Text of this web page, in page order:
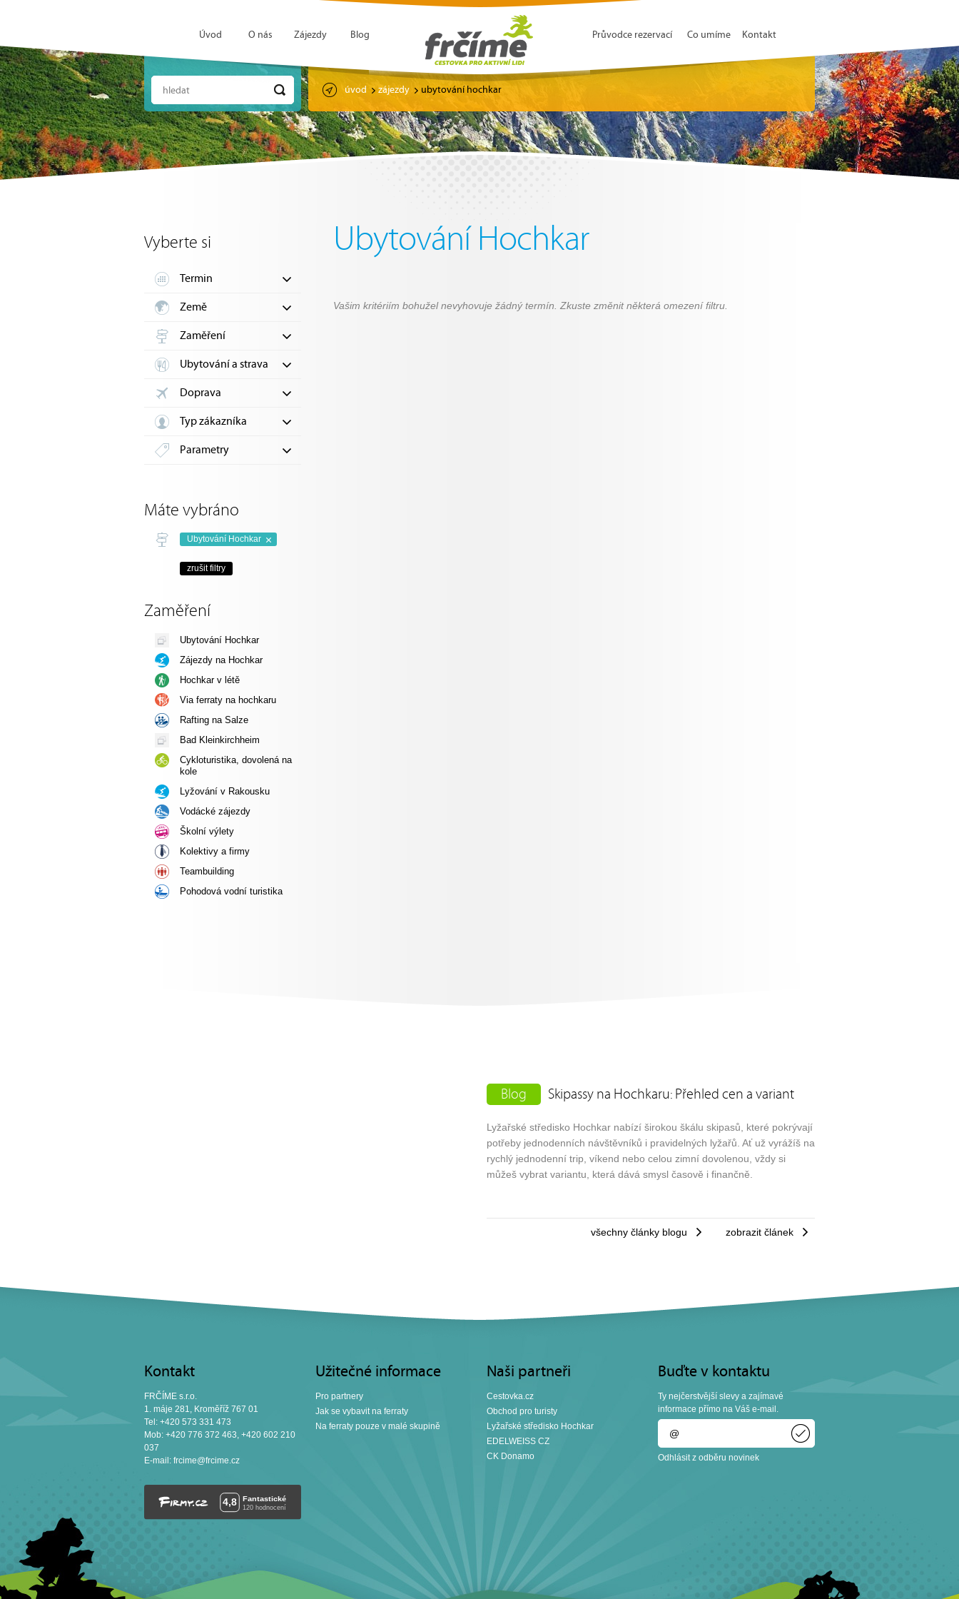
Ubytování Hochkar
Vašim kritériím bohužel nevyhovuje žádný termín. Zkuste změnit některá omezení filtru.
Vyberte si
Termin
Země
Zaměření
Ubytování a strava
Doprava
Typ zákazníka
Parametry
Máte vybráno
Ubytování Hochkar
zrušit filtry
Zaměření
Ubytování Hochkar
Zájezdy na Hochkar
Hochkar v létě
Via ferraty na hochkaru
Rafting na Salze
Bad Kleinkirchheim
Cykloturistika, dovolená na
kole
Lyžování v Rakousku
Vodácké zájezdy
Školní výlety
Kolektivy a firmy
Teambuilding
Pohodová vodní turistika
Úvod O nás Zájezdy Blog Průvodce rezervací Co umíme Kontakt
hledat úvod zájezdy ubytování hochkar
Blog Skipassy na Hochkaru: Přehled cen a variant
Lyžařské středisko Hochkar nabízí širokou škálu skipasů, které pokrývají
potřeby jednodenních návštěvníků i pravidelných lyžařů. Ať už vyrážíš na
rychlý jednodenní trip, víkend nebo celou zimní dovolenou, vždy si
můžeš vybrat variantu, která dává smysl časově i finančně.
všechny články blogu zobrazit článek
Kontakt
FRČÍME s.r.o.
1. máje 281, Kroměříž 767 01
Tel: +420 573 331 473
Mob: +420 776 372 463, +420 602 210
037
E-mail: frcime@frcime.cz
Užitečné informace
Pro partnery
Jak se vybavit na ferraty
Na ferraty pouze v malé skupině
Naši partneři
Cestovka.cz
Obchod pro turisty
Lyžařské středisko Hochkar
EDELWEISS CZ
CK Donamo
Buďte v kontaktu
Ty nejčerstvější slevy a zajímavé
informace přímo na Váš e-mail.
Odhlásit z odběru novinek